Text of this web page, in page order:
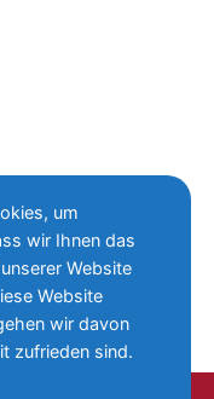
GPS-Schalter
um
wir Ihnen das
Website
Website
wir davon
zufrieden sind.